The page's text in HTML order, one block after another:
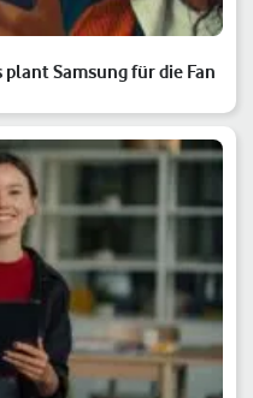
plant Samsung für die Fan